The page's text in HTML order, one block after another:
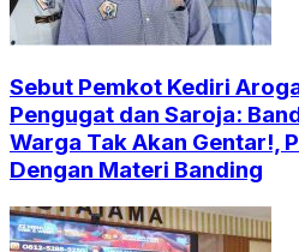
Sebut Pemkot Kediri
Pengugat dan Saroja:
Warga Tak Akan Gentar!,
Dengan Materi Banding